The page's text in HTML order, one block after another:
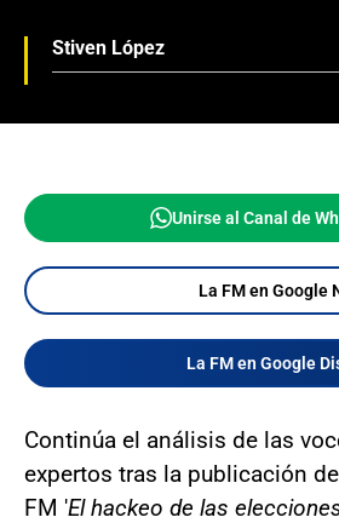
Stiven López
Unirse al Canal de
La FM en Google
La FM en Google
Continúa el análisis de las
expertos tras la publicación
FM 'El hackeo de las